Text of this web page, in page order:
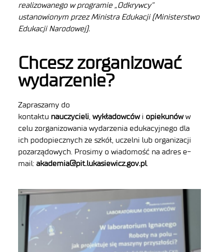
realizowanego w programie „Odkrywcy”
ustanowionym przez Ministra Edukacji (Ministerstwo
Edukacji Narodowej).
Chcesz zorganizować
wydarzenie?
Zapraszamy do
kontaktu nauczycieli, wykładowcówi opiekunóww
celu zorganizowania wydarzenia edukacyjnego dla
ich podopiecznych ze szkół, uczelni lub organizacji
pozarządowych. Prosimy o wiadomość na adres e-
mail: akademia@pit.lukasiewicz.gov.pl.